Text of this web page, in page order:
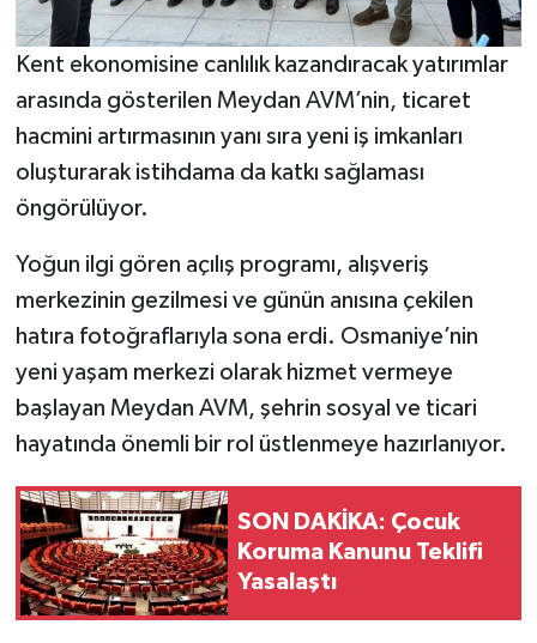
Kent ekonomisine canlılık kazandıracak yatırımlar
arasında gösterilen Meydan AVM’nin, ticaret
hacmini artırmasının yanı sıra yeni iş imkanları
oluşturarak istihdama da katkı sağlaması
öngörülüyor.
Yoğun ilgi gören açılış programı, alışveriş
merkezinin gezilmesi ve günün anısına çekilen
hatıra fotoğraflarıyla sona erdi. Osmaniye’nin
yeni yaşam merkezi olarak hizmet vermeye
başlayan Meydan AVM, şehrin sosyal ve ticari
hayatında önemli bir rol üstlenmeye hazırlanıyor.
SON DAKİKA: Çocuk
Koruma Kanunu Teklifi
Yasalaştı